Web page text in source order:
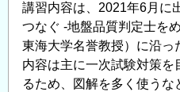
講習内容は、2021年6月に
つなぐ -地盤品質判定士を
東海大学名誉教授）に沿っ
内容は主に一次試験対策
るため、図解を多く使う